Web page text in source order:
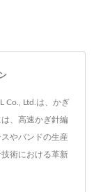
Co., Ltd.は、かぎ
、高速かぎ針編
やバンドの生産
術における革新